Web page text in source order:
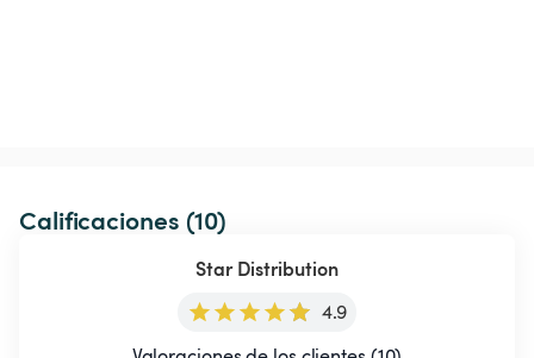
Calificaciones (10)
Star Distribution
4.9